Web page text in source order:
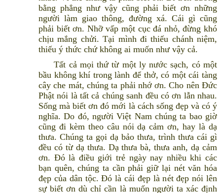
bằng phẳng như vậy cũng phải biết ơn những
người làm giao thông, đường xá. Cái gì cũng
phải biết ơn. Nhỡ vấp một cục đá nhỏ, đừng khó
chịu mắng chửi. Tại mình đi thiếu chánh niệm,
thiếu ý thức chứ không ai muốn như vậy cả.
Tất cả mọi thứ từ một ly nước sạch, có một
bầu không khí trong lành để thở, có một cái tàng
cây che mát, chúng ta phải nhớ ơn. Cho nên Đức
Phật nói là tất cả chúng sanh đều có ơn lẫn nhau.
Sống mà biết ơn đó mới là cách sống đẹp và có ý
nghĩa. Do đó, người Việt Nam chúng ta bao giờ
cũng đi kèm theo câu nói dạ cảm ơn, hay là dạ
thưa. Chúng ta gọi dạ bảo thưa, trình thưa cái gì
đều có từ dạ thưa. Dạ thưa bà, thưa anh, dạ cảm
ơn. Đó là điều giới trẻ ngày nay nhiều khi các
bạn quên, chúng ta cần phải giữ lại nét văn hóa
đẹp của dân tộc. Đó là cái đẹp là nét đẹp nói lên
sự biết ơn dù chỉ cần là muốn người ta xác định